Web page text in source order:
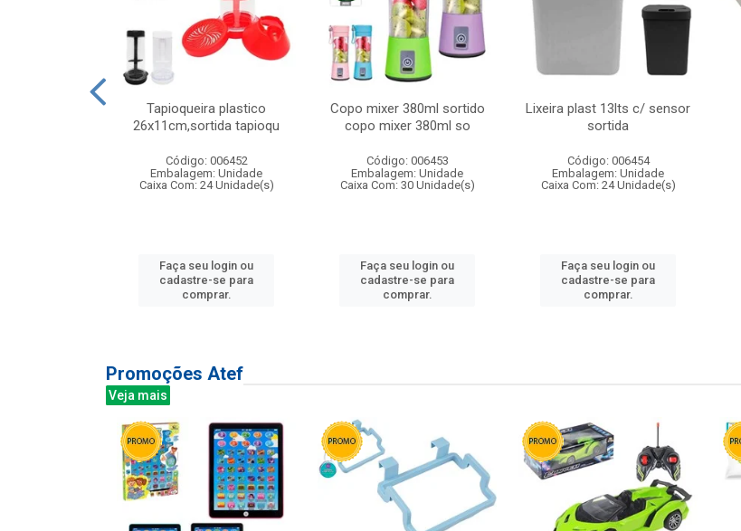
Tapioqueira plastico
26x11cm,sortida tapioqu
Código: 006452
Embalagem: Unidade
Caixa Com: 24 Unidade(s)
Faça seu login ou
cadastre-se para
comprar.
Copo mixer 380ml sortido
copo mixer 380ml so
Código: 006453
Embalagem: Unidade
Caixa Com: 30 Unidade(s)
Faça seu login ou
cadastre-se para
comprar.
Lixeira plast 13lts c/ sensor
sortida
Código: 006454
Embalagem: Unidade
Caixa Com: 24 Unidade(s)
Faça seu login ou
cadastre-se para
comprar.
Promoções Atef
Veja mais